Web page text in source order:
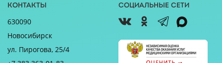
Контакты
630090
Новосибирск
ул. Пирогова, 25/4
Социальные сети